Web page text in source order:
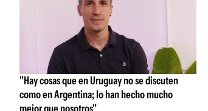
"Hay cosas que en Uruguay no se discuten
como en Argentina; lo han hecho mucho
mejor que nosotros"